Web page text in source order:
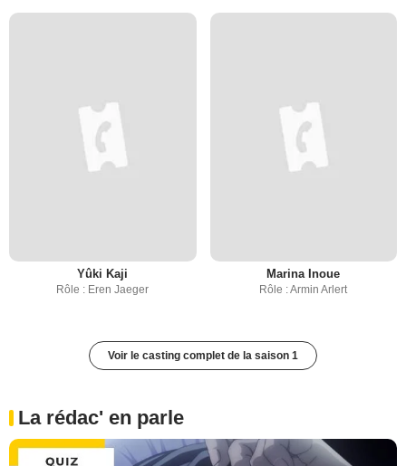
Yûki Kaji
Rôle : Eren Jaeger
Marina Inoue
Rôle : Armin Arlert
Voir le casting complet de la saison 1
La rédac' en parle